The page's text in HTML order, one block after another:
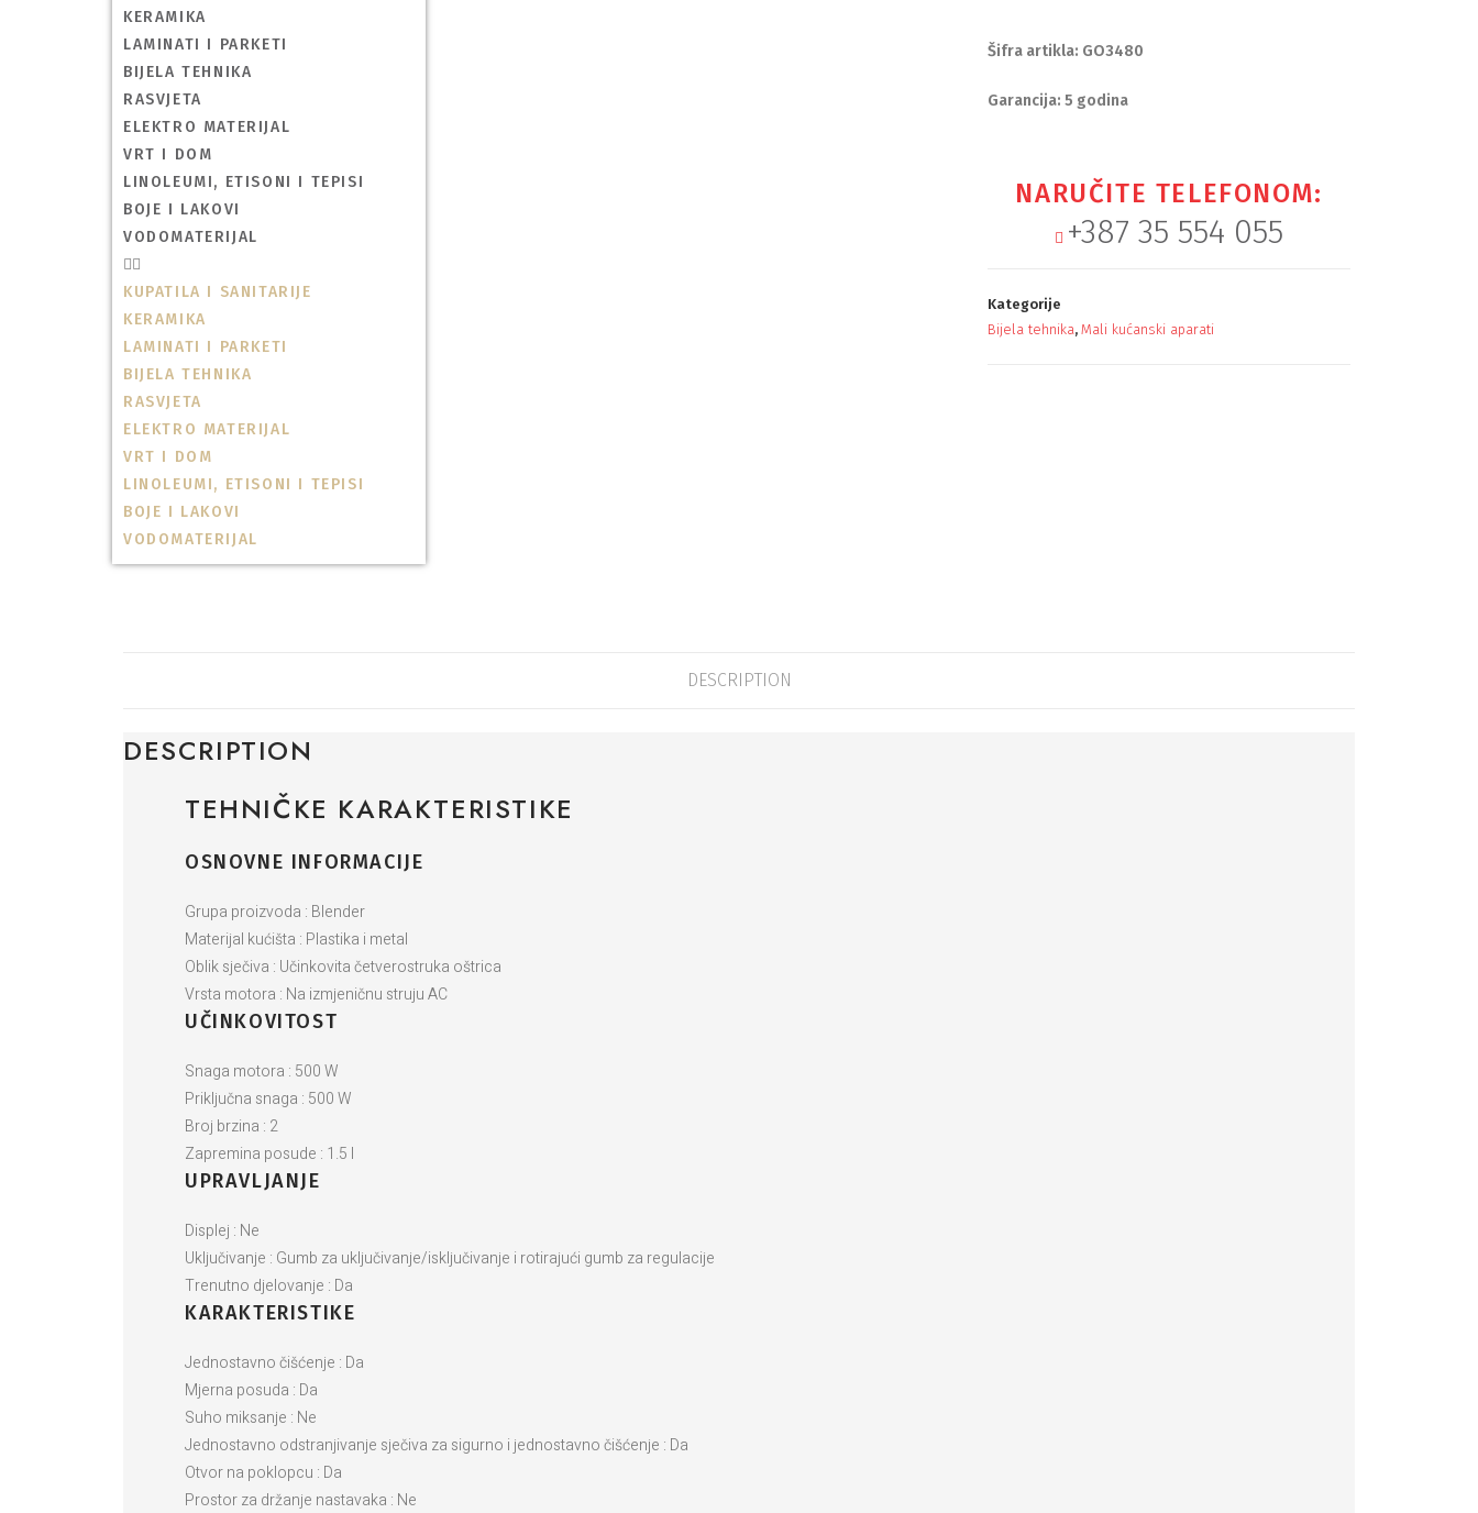
KERAMIKA
LAMINATI I PARKETI
BIJELA TEHNIKA
RASVJETA
ELEKTRO MATERIJAL
VRT I DOM
LINOLEUMI, ETISONI I TEPISI
BOJE I LAKOVI
VODOMATERIJAL
KUPATILA I SANITARIJE
KERAMIKA
LAMINATI I PARKETI
BIJELA TEHNIKA
RASVJETA
ELEKTRO MATERIJAL
VRT I DOM
LINOLEUMI, ETISONI I TEPISI
BOJE I LAKOVI
VODOMATERIJAL
Šifra artikla: GO3480
Garancija: 5 godina
NARUČITE TELEFONOM:
+387 35 554 055
Kategorije
Bijela tehnika,Mali kućanski aparati
DESCRIPTION
DESCRIPTION
TEHNIČKE KARAKTERISTIKE
OSNOVNE INFORMACIJE
Grupa proizvoda : Blender
Materijal kućišta : Plastika i metal
Oblik sječiva : Učinkovita četverostruka oštrica
Vrsta motora : Na izmjeničnu struju AC
UČINKOVITOST
Snaga motora : 500 W
Priključna snaga : 500 W
Broj brzina : 2
Zapremina posude : 1.5 l
UPRAVLJANJE
Displej : Ne
Uključivanje : Gumb za uključivanje/isključivanje i rotirajući gumb za regulacije
Trenutno djelovanje : Da
KARAKTERISTIKE
Jednostavno čišćenje : Da
Mjerna posuda : Da
Suho miksanje : Ne
Jednostavno odstranjivanje sječiva za sigurno i jednostavno čišćenje : Da
Otvor na poklopcu : Da
Prostor za držanje nastavaka : Ne